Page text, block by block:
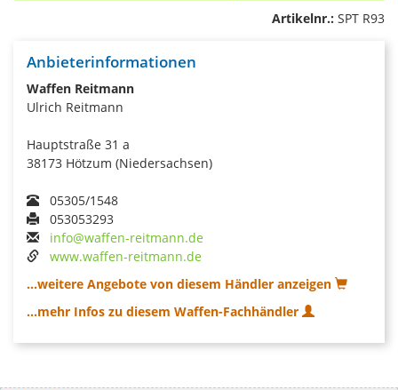
Artikelnr.: SPT R93
Anbieterinformationen
Waffen Reitmann
Ulrich Reitmann
Hauptstraße 31 a
38173 Hötzum (Niedersachsen)
05305/1548
053053293
info@waffen-reitmann.de
www.waffen-reitmann.de
...weitere Angebote von diesem Händler anzeigen
...mehr Infos zu diesem Waffen-Fachhändler